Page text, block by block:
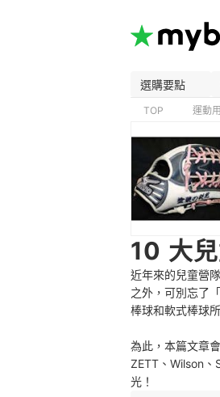
選購要點
TOP 運動
10 大
近年來的兒童營
之外，可別忘了
棒球和軟式棒球
為此，本篇文章
ZETT、Wilson、
光！